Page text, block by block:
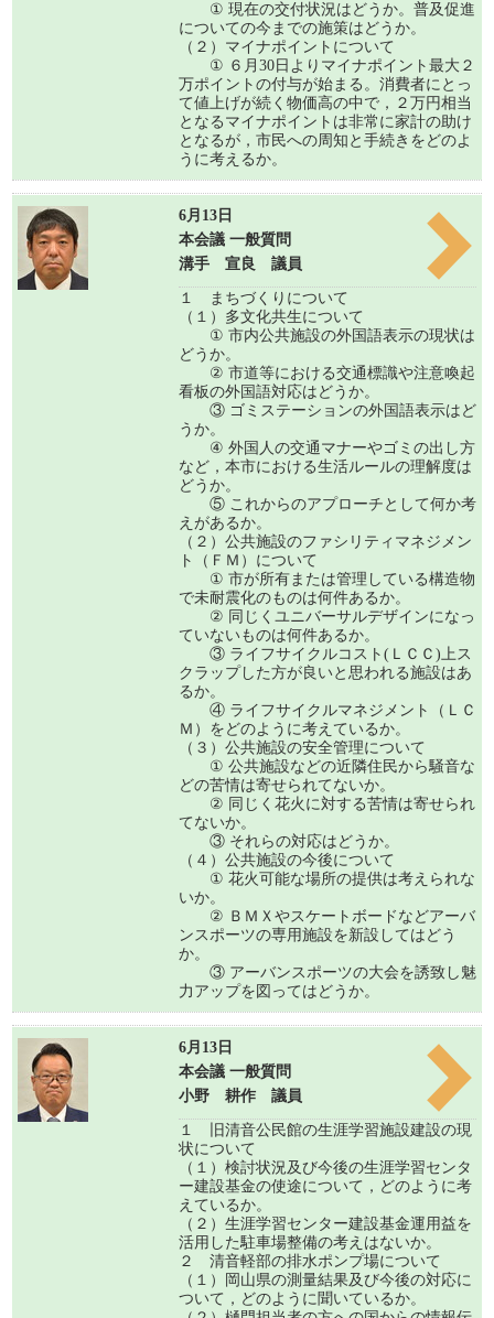
① 現在の交付状況はどうか。普及促進
についての今までの施策はどうか。
（２）マイナポイントについて
① ６月30日よりマイナポイント最大２
万ポイントの付与が始まる。消費者にとっ
て値上げが続く物価高の中で，２万円相当
となるマイナポイントは非常に家計の助け
となるが，市民への周知と手続きをどのよ
うに考えるか。
6月13日
本会議 一般質問
溝手 宣良 議員
１ まちづくりについて
（１）多文化共生について
① 市内公共施設の外国語表示の現状は
どうか。
② 市道等における交通標識や注意喚起
看板の外国語対応はどうか。
③ ゴミステーションの外国語表示はど
うか。
④ 外国人の交通マナーやゴミの出し方
など，本市における生活ルールの理解度は
どうか。
⑤ これからのアプローチとして何か考
えがあるか。
（２）公共施設のファシリティマネジメン
ト（ＦＭ）について
① 市が所有または管理している構造物
で未耐震化のものは何件あるか。
② 同じくユニバーサルデザインになっ
ていないものは何件あるか。
③ ライフサイクルコスト(ＬＣＣ)上ス
クラップした方が良いと思われる施設はあ
るか。
④ ライフサイクルマネジメント（ＬＣ
Ｍ）をどのように考えているか。
（３）公共施設の安全管理について
① 公共施設などの近隣住民から騒音な
どの苦情は寄せられてないか。
② 同じく花火に対する苦情は寄せられ
てないか。
③ それらの対応はどうか。
（４）公共施設の今後について
① 花火可能な場所の提供は考えられな
いか。
② ＢＭＸやスケートボードなどアーバ
ンスポーツの専用施設を新設してはどう
か。
③ アーバンスポーツの大会を誘致し魅
力アップを図ってはどうか。
6月13日
本会議 一般質問
小野 耕作 議員
１ 旧清音公民館の生涯学習施設建設の現
状について
（１）検討状況及び今後の生涯学習センタ
ー建設基金の使途について，どのように考
えているか。
（２）生涯学習センター建設基金運用益を
活用した駐車場整備の考えはないか。
２ 清音軽部の排水ポンプ場について
（１）岡山県の測量結果及び今後の対応に
ついて，どのように聞いているか。